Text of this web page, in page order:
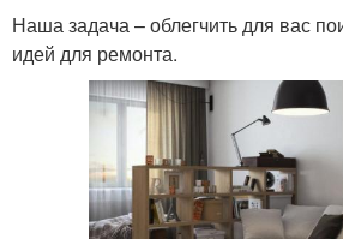
Наша задача – облегчить для вас
идей для ремонта.